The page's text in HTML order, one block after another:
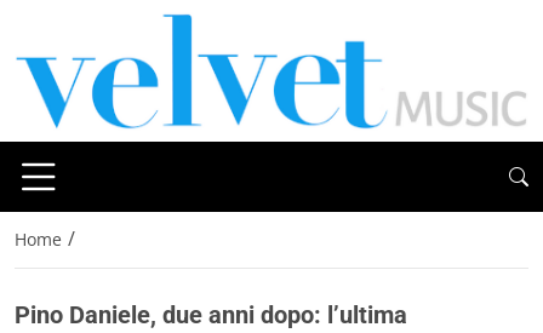
Home /
Pino Daniele, due anni dopo: l’ultima